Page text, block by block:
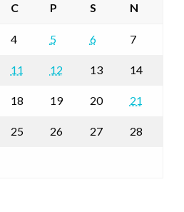
C P S N
4 5 6 7
11 12 13 14
18 19 20 21
25 26 27 28